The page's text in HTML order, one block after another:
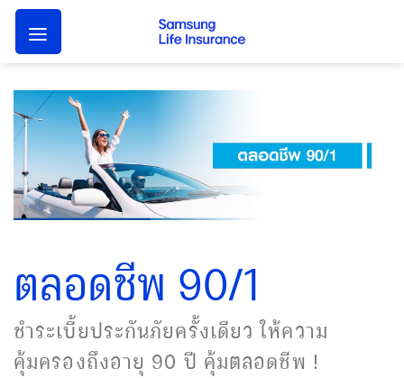
Skip
content
ตลอดชีพ 90/1
ชำระเบี้ยประกันภัยครั้งเดียว ให้ความ
คุ้มครองถึงอายุ 90 ปี คุ้มตลอดชีพ !